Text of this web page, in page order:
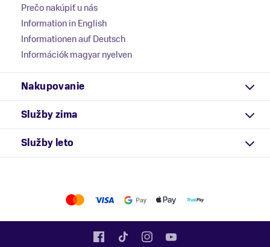
Prečo nakúpiť u nás
Information in English
Informationen auf Deutsch
Információk magyar nyelven
Nakupovanie
Služby zima
Služby leto